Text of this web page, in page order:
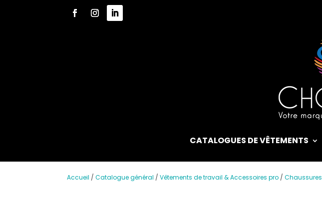
CATALOGUES DE VÊTEMENTS
Accueil /Catalogue général /Vêtements de travail & Accessoires pro /Chaussures